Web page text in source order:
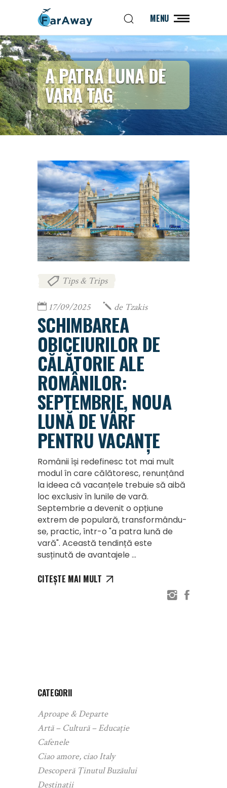
MENU
A PATRA LUNA DE
VARA TAG
Tips & Trips
17/09/2025 de Tzakis
SCHIMBAREA
OBICEIURILOR DE
CĂLĂTORIE ALE
ROMÂNILOR:
SEPTEMBRIE, NOUA
LUNĂ DE VÂRF
PENTRU VACANȚE
Românii își redefinesc tot mai mult
modul în care călătoresc, renunțând
la ideea că vacanțele trebuie să aibă
loc exclusiv în lunile de vară.
Septembrie a devenit o opțiune
extrem de populară, transformându-
se, practic, într-o "a patra lună de
vară". Această tendință este
susținută de avantajele
CITEȘTE MAI MULT
CATEGORII
Aproape & Departe
Artă – Cultură – Educație
Cafenele
Ciao amore, ciao Italy
Descoperă Ținutul Buzăului
Destinații